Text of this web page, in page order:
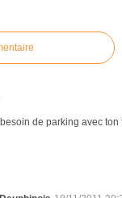
de parking avec